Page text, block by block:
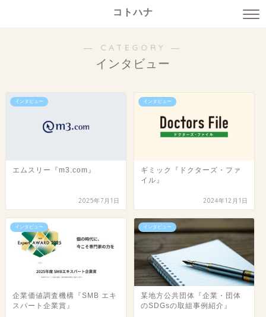
コトハナ
― CATEGORY ―
インタビュー
インタビュー
エムスリー『m3.com』
2025年7月1日
インタビュー
ギミック『ドクターズ・ファ
イル』
2024年12月1日
インタビュー
企業価値調査機構『SMB エキ
スパート企業賞』
インタビュー
某地方公共団体『企業・団体
のSDGsの取組事例紹介』